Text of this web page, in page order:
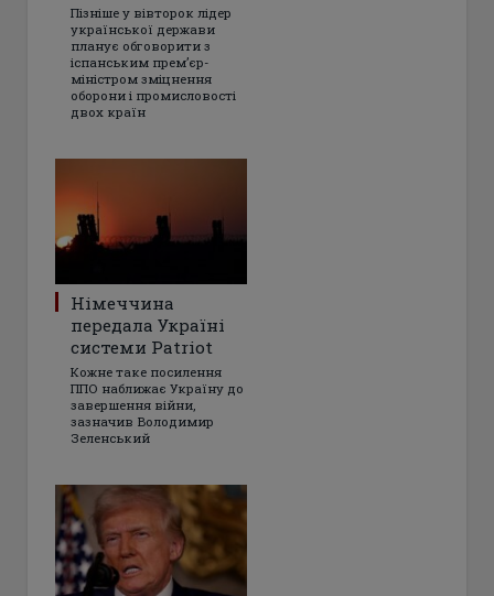
Пізніше у вівторок лідер
української держави
планує обговорити з
іспанським прем’єр-
міністром зміцнення
оборони і промисловості
двох країн
Німеччина
передала Україні
системи Patriot
Кожне таке посилення
ППО наближає Україну до
завершення війни,
зазначив Володимир
Зеленський